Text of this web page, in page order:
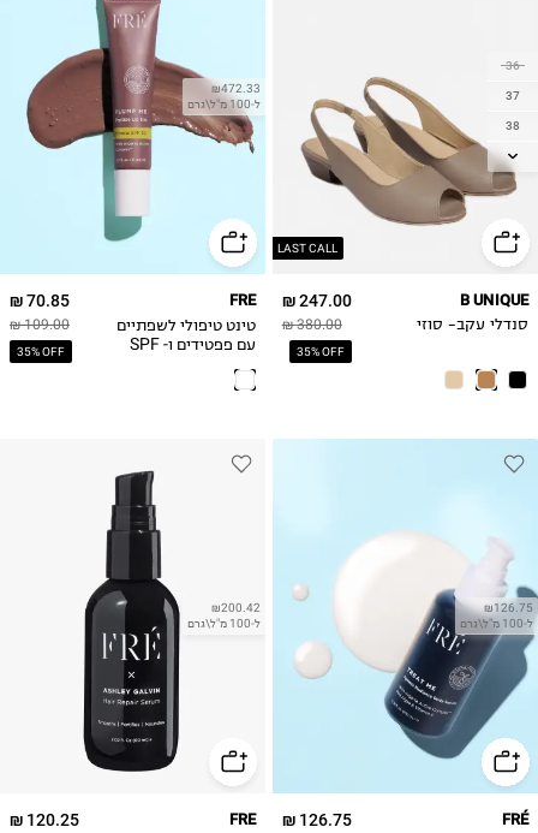
LAST CALL
36
37
38
39
40
42
247.00 ₪
380.00 ₪
35% OFF
B UNIQUE
סנדלי עקב- סוזי
₪472.33
ל-100 מ"ל\גרם
70.85 ₪
109.00 ₪
35% OFF
FRE
טינט טיפולי לשפתיים
עם פפטידים ו- SPF
סגלגל עמוק )
₪126.75
ל-100 מ"ל\גרם
126.75 ₪ FRÉ
₪200.42
ל-100 מ"ל\גרם
120.25 ₪ FRE